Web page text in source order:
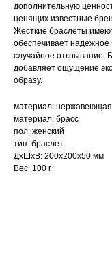
дополнительную
ценящих известные
Жесткие браслеты
обеспечивает
случайное открывание.
добавляет ощущение
образу.
материал: нержавеющая
материал: брасс
пол: женский
тип: браслет
ДxШxВ: 200x200x50 мм
Вес: 100 г